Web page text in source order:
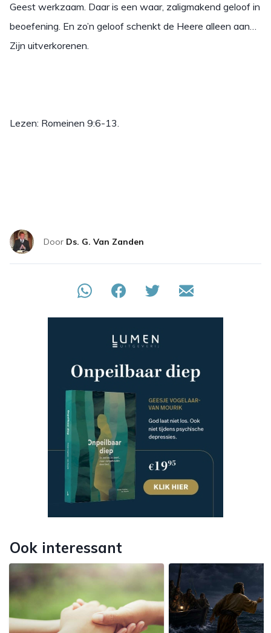
Geest werkzaam. Daar is een waar, zaligmakend geloof in
beoefening. En zo’n geloof schenkt de Heere alleen aan…
Zijn uitverkorenen.
Lezen: Romeinen 9:6-13.
Door Ds. G. Van Zanden
Ook interessant